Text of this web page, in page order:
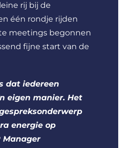
rij bij de
één rondje rijden
meetings begonnen
fijne start van de
dat iedereen
eigen manier. Het
energie op
Manager